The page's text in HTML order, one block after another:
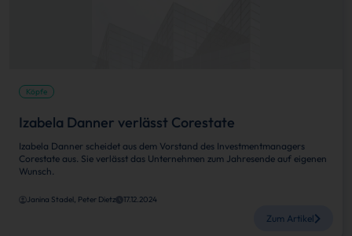
Köpfe
Izabela Danner verlässt Corestate
Izabela Danner scheidet aus dem Vorstand des Investmentmanagers
Corestate aus. Sie verlässt das Unternehmen zum Jahresende auf eigenen
Wunsch.
Janina Stadel, Peter Dietz 17.12.2024
Zum Artikel